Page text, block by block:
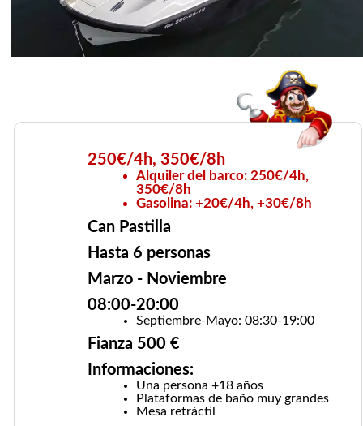
250€/4h, 350€/8h
Alquiler del barco: 250€/4h,
350€/8h
Gasolina: +20€/4h, +30€/8h
Can Pastilla
Hasta 6 personas
Marzo - Noviembre
08:00-20:00
Septiembre-Mayo: 08:30-19:00
Fianza 500 €
Informaciones:
Una persona +18 años
Plataformas de baño muy grandes
Mesa retráctil